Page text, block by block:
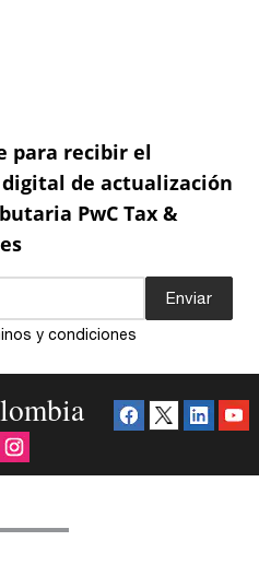
para recibir el
de actualización
PwC Tax &
Enviar
y condiciones